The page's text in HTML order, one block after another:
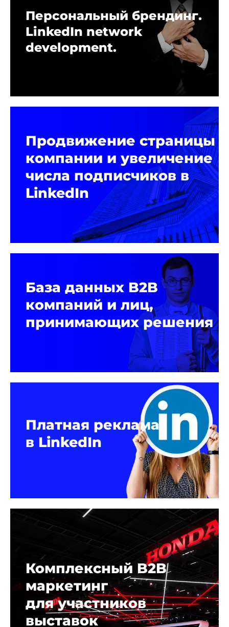
Персональный брендинг.
LinkedIn network
development.
Продвижение страницы
компании и увеличение
числа подписчиков в
LinkedIn
База данных B2B
компаний и лиц,
принимающих решения
Платная реклама
в LinkedIn
Комплексный B2B
маркетинг
для участников
выставок